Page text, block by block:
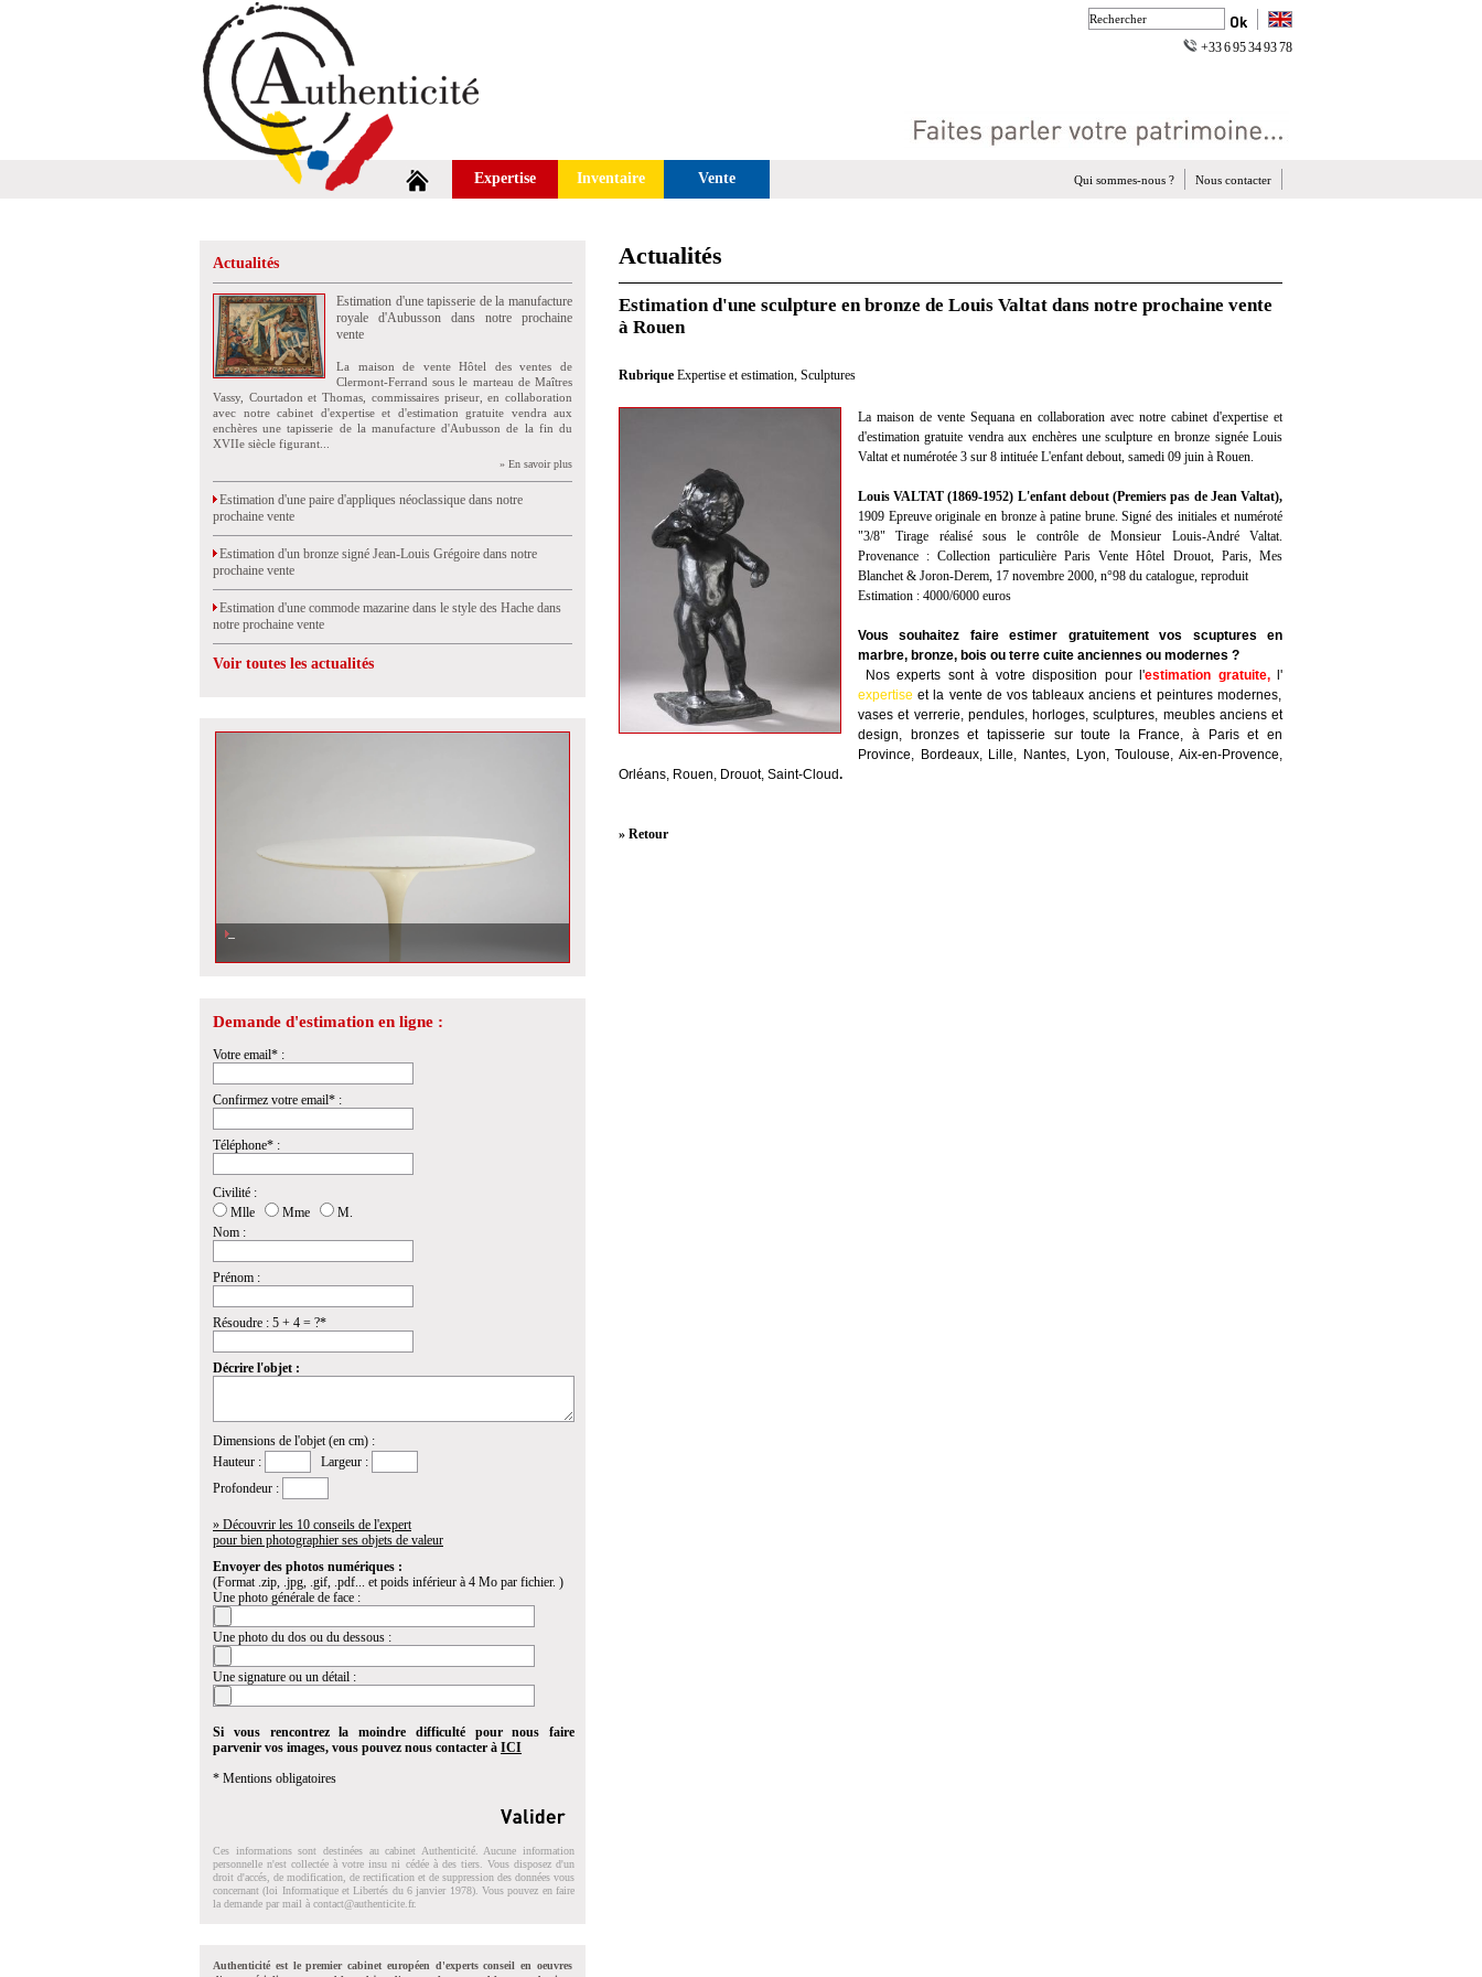
+33 6 95 34 93 78
Expertise Inventaire Vente Nous contacter
Qui sommes-nous ?
Actualités
Estimation d'une tapisserie de la manufacture
royale d'Aubusson dans notre prochaine
vente
La maison de vente Hôtel des ventes de
Clermont-Ferrand sous le marteau de Maîtres
Vassy, Courtadon et Thomas, commissaires priseur, en collaboration
avec notre cabinet d'expertise et d'estimation gratuite vendra aux
enchères une tapisserie de la manufacture d'Aubusson de la fin du
XVIIe siècle figurant...
» En savoir plus
Estimation d'une paire d'appliques néoclassique dans notre
prochaine vente
Estimation d'un bronze signé Jean-Louis Grégoire dans notre
prochaine vente
Estimation d'une commode mazarine dans le style des Hache dans
notre prochaine vente
Voir toutes les actualités
Demande d'estimation en ligne :
Votre email* :
Confirmez votre email* :
Téléphone* :
Civilité :
Mlle
Mme
M.
Nom :
Prénom :
Résoudre : 5 + 4 = ?*
Décrire l'objet :
Dimensions de l'objet (en cm) :
Hauteur :
Largeur :
Profondeur :
» Découvrir les 10 conseils de l'expert
pour bien photographier ses objets de valeur
Envoyer des photos numériques :
(Format .zip, .jpg, .gif, .pdf... et poids inférieur à 4 Mo par fichier. )
Une photo générale de face :
Une photo du dos ou du dessous :
Une signature ou un détail :
Si vous rencontrez la moindre difficulté pour nous faire
parvenir vos images, vous pouvez nous contacter à ICI
* Mentions obligatoires
Ces informations sont destinées au cabinet Authenticité. Aucune information
personnelle n'est collectée à votre insu ni cédée à des tiers. Vous disposez d'un
droit d'accés, de modification, de rectification et de suppression des données vous
concernant (loi Informatique et Libertés du 6 janvier 1978). Vous pouvez en faire
la demande par mail à contact@authenticite.fr.
Authenticité est le premier cabinet européen d'experts conseil en oeuvres
Actualités
Estimation d'une sculpture en bronze de Louis Valtat dans notre prochaine vente
à Rouen
Rubrique Expertise et estimation, Sculptures
La maison de vente Sequana en collaboration avec notre cabinet d'expertise et
d'estimation gratuite vendra aux enchères une sculpture en bronze signée Louis
Valtat et numérotée 3 sur 8 intituée L'enfant debout, samedi 09 juin à Rouen.
Louis VALTAT (1869-1952) L'enfant debout (Premiers pas de Jean Valtat),
1909 Epreuve originale en bronze à patine brune. Signé des initiales et numéroté
"3/8" Tirage réalisé sous le contrôle de Monsieur Louis-André Valtat.
Provenance : Collection particulière Paris Vente Hôtel Drouot, Paris, Mes
Blanchet & Joron-Derem, 17 novembre 2000, n°98 du catalogue, reproduit
Estimation : 4000/6000 euros
Vous souhaitez faire estimer gratuitement vos scuptures en
marbre, bronze, bois ou terre cuite anciennes ou modernes ?
Nos experts sont à votre disposition pour l'estimation gratuite,
l'
expertise et la vente de vos tableaux anciens et peintures modernes,
vases et verrerie, pendules, horloges, sculptures, meubles anciens et
design, bronzes et tapisserie sur toute la France, à Paris et en
Province, Bordeaux, Lille, Nantes, Lyon, Toulouse, Aix-en-Provence,
Orléans, Rouen, Drouot, Saint-Cloud.
» Retour